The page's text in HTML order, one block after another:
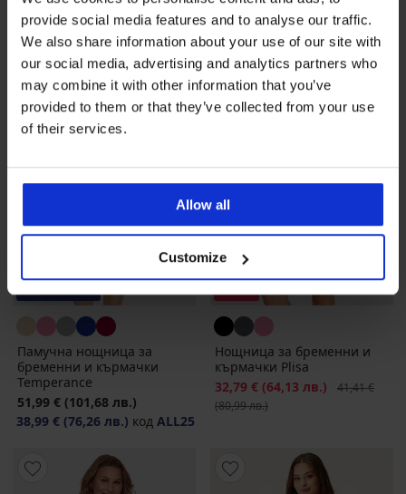
provide social media features and to analyse our traffic.
We also share information about your use of our site with
our social media, advertising and analytics partners who
may combine it with other information that you’ve
provided to them or that they’ve collected from your use
of their services.
Allow all
Customize
38,99 €(76,26 лв.)кодALL25
-25 % ALL25
Памучна нощница за
бременни и кърмачки
Temperance
51,99 € (101,68 лв.)
38,99 € (76,26 лв.) код ALL25
-21%
Нощница за бременни и
кърмачки Plisa
Намаление
32,79 € (64,13 лв.)
41,41 €
(80,99 лв.)